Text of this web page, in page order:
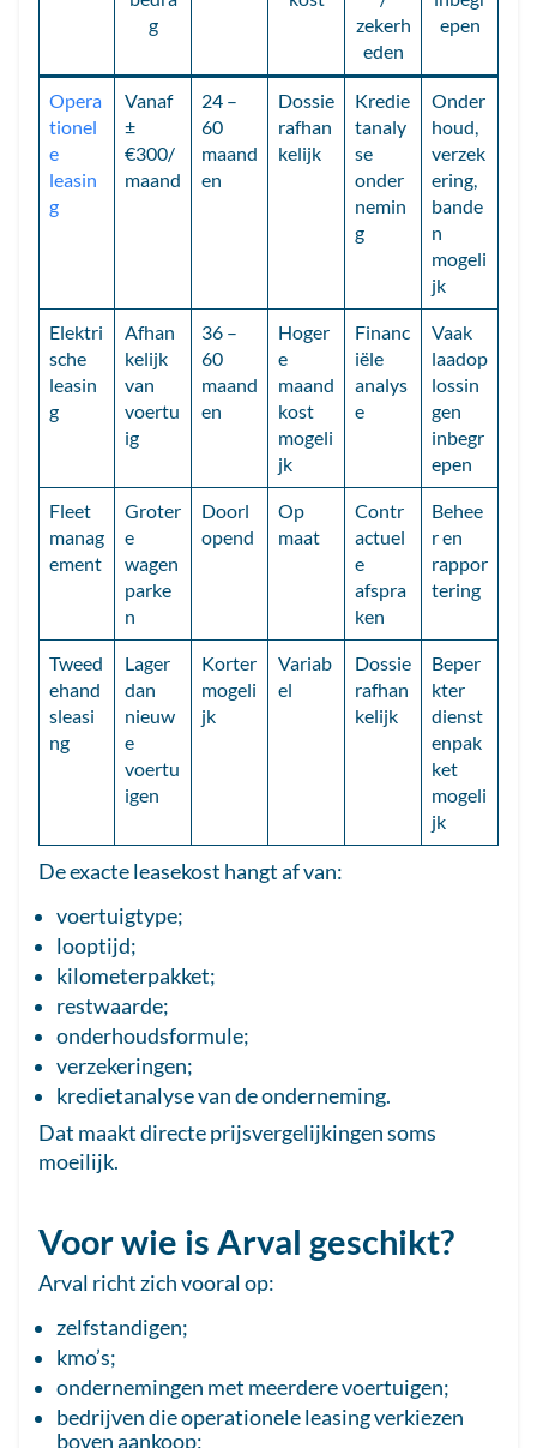
g
zekerh
eden
epen
Opera
tionel
e
leasin
g
Vanaf
±
€300/
maand
24 –
60
maand
en
Dossie
rafhan
kelijk
Kredie
tanaly
se
onder
nemin
g
Onder
houd,
verzek
ering,
bande
n
mogeli
jk
Elektri
sche
leasin
g
Afhan
kelijk
van
voertu
ig
36 –
60
maand
en
Hoger
e
maand
kost
mogeli
jk
Financ
iële
analys
e
Vaak
laadop
lossin
gen
inbegr
epen
Fleet
manag
ement
Groter
e
wagen
parke
n
Doorl
opend
Op
maat
Contr
actuel
e
afspra
ken
Behee
r en
rappor
tering
Tweed
ehand
sleasi
ng
Lager
dan
nieuw
e
voertu
igen
Korter
mogeli
jk
Variab
el
Dossie
rafhan
kelijk
Beper
kter
dienst
enpak
ket
mogeli
jk
De exacte leasekost hangt af van:
voertuigtype;
looptijd;
kilometerpakket;
restwaarde;
onderhoudsformule;
verzekeringen;
kredietanalyse van de onderneming.
Dat maakt directe prijsvergelijkingen soms
moeilijk.
Voor wie is Arval geschikt?
Arval richt zich vooral op:
zelfstandigen;
kmo’s;
ondernemingen met meerdere voertuigen;
bedrijven die operationele leasing verkiezen
boven aankoop;